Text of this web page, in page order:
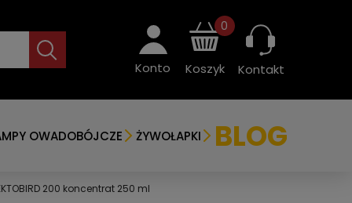
Konto Koszyk
0
Kontakt
OWADOBÓJCZE ŻYWOŁAPKI BLOG
200 koncentrat 250 ml